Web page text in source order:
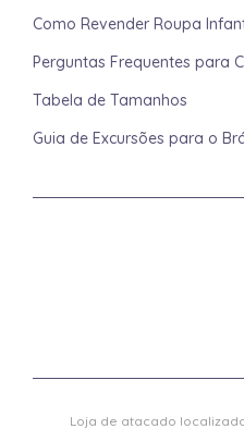
Como Revender Roupa
Perguntas Frequentes para
Tabela de Tamanhos
Guia de Excursões para o
Loja de atacado